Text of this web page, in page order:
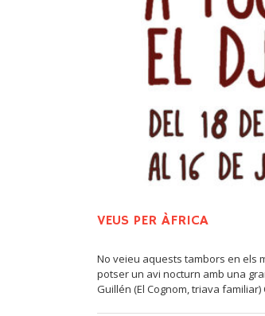
VEUS PER ÀFRICA
No veieu aquests tambors en els
potser un avi nocturn amb una
Guillén (El Cognom, triava